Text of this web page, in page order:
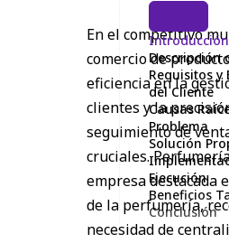
En el competitivo
comercio de
eficiencia en la
clientes y la
seguimiento de
cruciales.
empresa destacada
de la perfumería,
necesidad de
Introducción
Descripción
Requisitos y
del Cliente
Causas
Problema
Solución
Ejecución
Beneficios
Conclusión